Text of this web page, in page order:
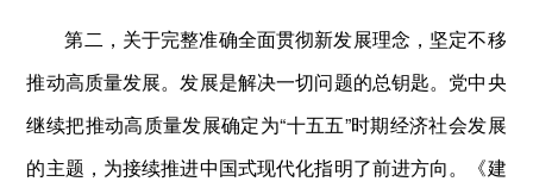
第二，关于完整准确全面贯彻新发展理念，坚定不移
推动高质量发展。发展是解决一切问题的总钥匙。党中央
继续把推动高质量发展确定为“十五五”时期经济社会发展
的主题，为接续推进中国式现代化指明了前进方向。《建